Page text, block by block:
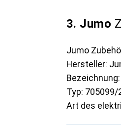
3. Jumo
Jumo
Hersteller:
Typ: 705099/
Art des